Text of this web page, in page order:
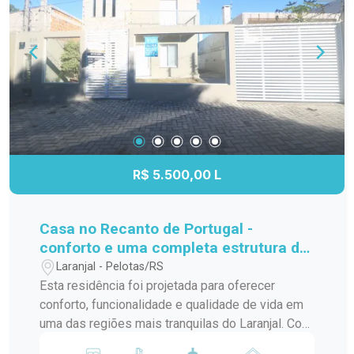
R$ 5.500,00 L
Casa no Recanto de Portugal -
conforto e uma completa estrutura de
lazer no Laranjal
Laranjal - Pelotas/RS
Esta residência foi projetada para oferecer
conforto, funcionalidade e qualidade de vida em
uma das regiões mais tranquilas do Laranjal. Com